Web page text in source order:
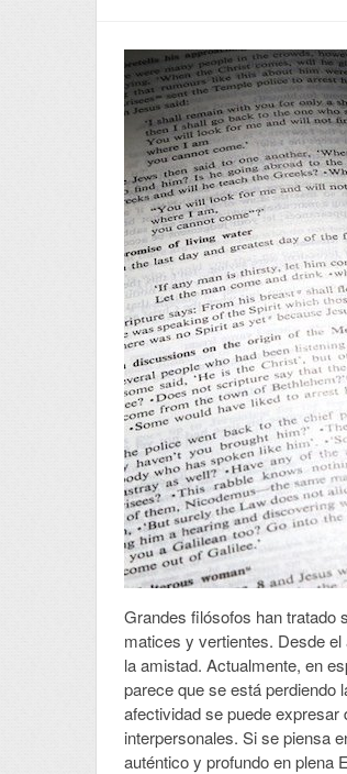
Grandes filósofos han tratado
matices y vertientes. Desde
la amistad. Actualmente, en
parece que se está perdiendo
afectividad se puede
interpersonales. Si se piensa
auténtico y profundo en plena